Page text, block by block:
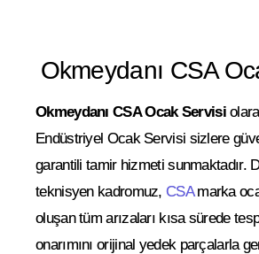
Okmeydanı CSA
Okmeydanı CSA Ocak Servisi
Endüstriyel Ocak Servisi sizlere
garantili tamir hizmeti sunmaktadır.
teknisyen kadromuz,CSAmarka
oluşan tüm arızaları kısa sürede
onarımını orijinal yedek parçalarla